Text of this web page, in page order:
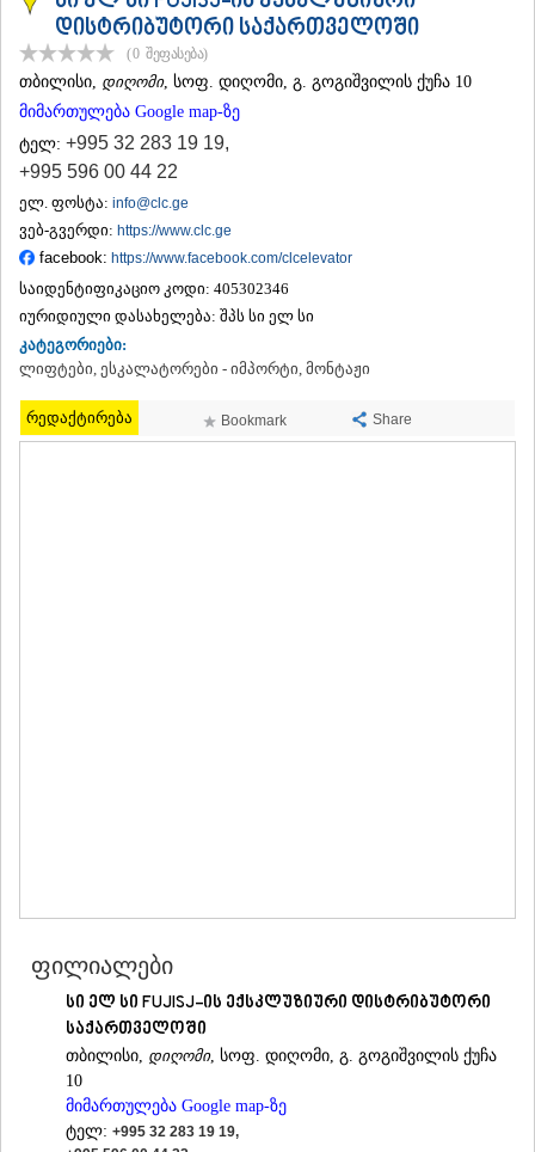
ᲗᲔᲠᲯᲝᲚᲐ
ᲡᲐᲛᲢᲠᲔᲓᲘᲐ
ᲡᲐᲩᲮᲔᲠᲔ
ᲢᲧᲘᲑᲣᲚᲘ
ᲥᲣᲗᲐᲘᲡᲘ
ᲬᲧᲐᲚᲢᲣᲑᲝ
ᲭᲘᲐᲗᲣᲠᲐ
ᲮᲝᲜᲘ
ᲙᲐᲮᲔᲗᲘ
ᲐᲮᲛᲔᲢᲐ
ᲒᲣᲠᲯᲐᲐᲜᲘ
ᲓᲔᲓᲝᲤᲚᲘᲡᲬᲧᲐᲠᲝ
ᲗᲔᲚᲐᲕᲘ
ᲚᲐᲒᲝᲓᲔᲮᲘ
ᲡᲐᲒᲐᲠᲔᲯᲝ
ᲡᲘᲦᲜᲐᲦᲘ
ᲧᲕᲐᲠᲔᲚᲘ
ᲤᲝᲗᲘ
ᲬᲐᲚᲔᲜᲯᲘᲮᲐ
ᲮᲝᲑᲘ
ᲡᲐᲛᲪᲮᲔ–ᲯᲐᲕᲐᲮᲔᲗᲘ
ᲐᲡᲞᲘᲜᲫᲐ
ᲐᲮᲐᲚᲥᲐᲚᲐᲥᲘ
დისტრიბუტორი საქართველოში
(0 შეფასება)
ᲗᲑᲘᲚᲘᲡᲘ, დიღომი, სოფ. დიღომი, გ. გოგიშვილის ქუჩა 10
მიმართულება Google map-ზე
ტელ: +995 32 283 19 19,
+995 596 00 44 22
ელ. ფოსტა: info@clc.ge
ვებ-გვერდი: https://www.clc.ge
facebook: https://www.facebook.com/clcelevator
საიდენტიფიკაციო კოდი: 405302346
იურიდიული დასახელება: შპს სი ელ სი
კატეგორიები:
ლიფტები, ესკალატორები - იმპორტი, მონტაჟი
რედაქტირება Bookmark Share
ფილიალები
სი ელ სი FUJISJ-ის ექსკლუზიური დისტრიბუტორი
საქართველოში
თბილისი, დიღომი, სოფ. დიღომი, გ. გოგიშვილის ქუჩა
10
მიმართულება Google map-ზე
ტელ: +995 32 283 19 19,